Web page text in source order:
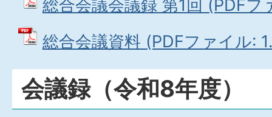
総合会議会議録 第1回 (PDF
総合会議資料 (PDFファイル:
会議録（令和8年度）